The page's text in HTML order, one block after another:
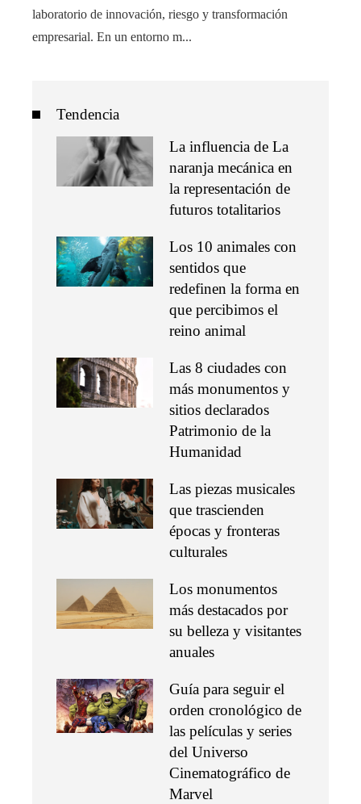
laboratorio de innovación, riesgo y transformación
empresarial. En un entorno m...
Tendencia
La influencia de La
naranja mecánica en
la representación de
futuros totalitarios
Los 10 animales con
sentidos que
redefinen la forma en
que percibimos el
reino animal
Las 8 ciudades con
más monumentos y
sitios declarados
Patrimonio de la
Humanidad
Las piezas musicales
que trascienden
épocas y fronteras
culturales
Los monumentos
más destacados por
su belleza y visitantes
anuales
Guía para seguir el
orden cronológico de
las películas y series
del Universo
Cinematográfico de
Marvel